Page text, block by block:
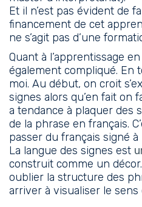
Et il n’est pas évident de
financement de cet
ne s’agit pas d’une
Quant à l’apprentissage
également compliqué. En
moi. Au début, on croit
signes alors qu’en fait on
a tendance à plaquer des
de la phrase en français.
passer du français signé à
La langue des signes est
construit comme un
oublier la structure des
arriver à visualiser le sens